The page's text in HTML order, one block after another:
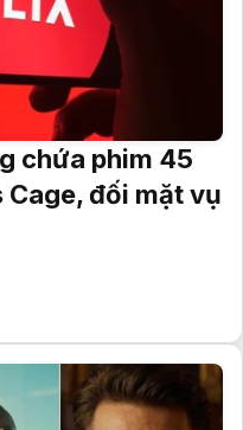
chứa phim 45
Cage, đối mặt vụ